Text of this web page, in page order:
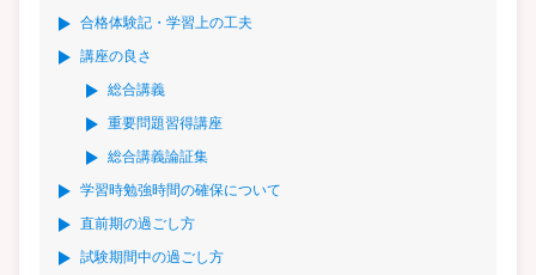
合格体験記・学習上の工夫
講座の良さ
総合講義
重要問題習得講座
総合講義論証集
学習時勉強時間の確保について
直前期の過ごし方
試験期間中の過ごし方